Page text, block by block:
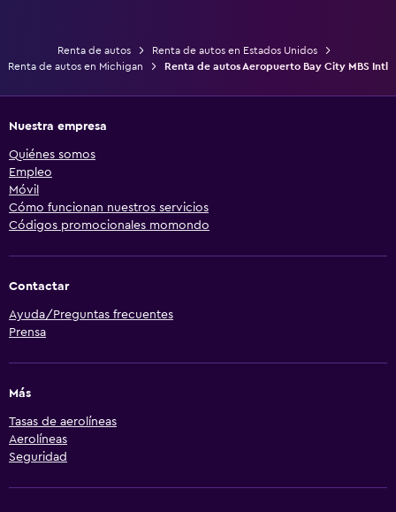
Renta de autos
Renta de autos en Estados Unidos
Renta de autos en Michigan
Renta de autos Aeropuerto Bay City MBS Intl
Nuestra empresa
Quiénes somos
Empleo
Móvil
Cómo funcionan nuestros servicios
Códigos promocionales momondo
Contactar
Ayuda/Preguntas frecuentes
Prensa
Más
Tasas de aerolíneas
Aerolíneas
Seguridad